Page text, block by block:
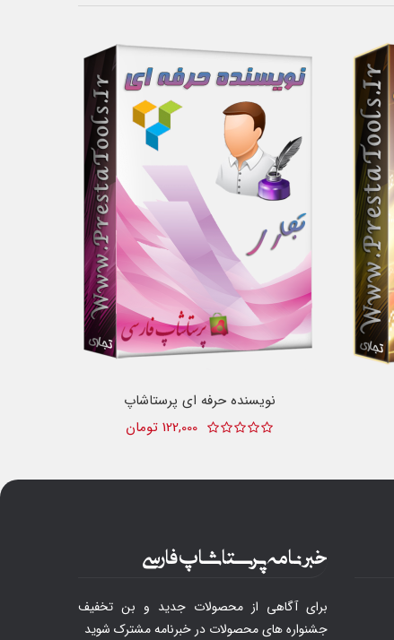
نویسنده حرفه ای پرستاشاپ
122,000 تومان
خبرنامه پرستاشاپ فارسی
برای آگاهی از محصولات جدید و بن تخفیف
جشنواره های محصولات در خبرنامه مشترک شوید